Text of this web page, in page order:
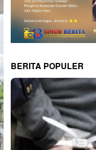
BERITA POPULER